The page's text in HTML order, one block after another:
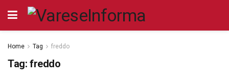
Home Tag freddo
Tag: freddo